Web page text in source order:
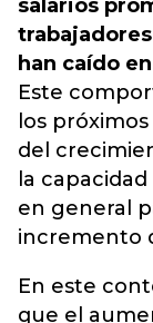
salarios
han caído
Este
los
del
la
en general
incremento
En este
que el